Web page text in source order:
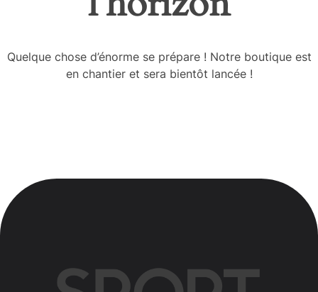
Quelque chose d’énorme se prépare ! Notre boutique est
en chantier et sera bientôt lancée !